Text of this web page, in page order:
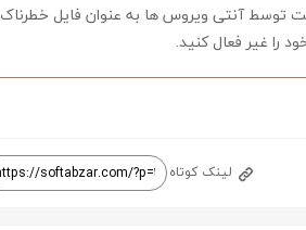
توسط آنتی ویروس ها به عنوان فایل خطرناک
را غیر فعال کنید.
لینک کوتاه